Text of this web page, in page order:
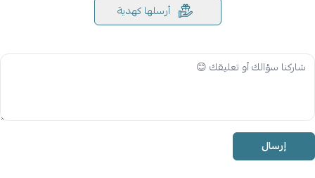
أرسلها كهدية
إرسال